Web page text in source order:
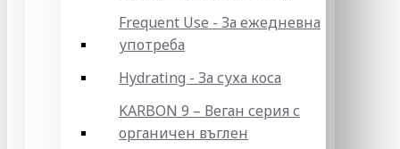
Frequent Use - За ежедневна
употреба
Hydrating - За суха коса
KARBON 9 – Веган серия с
органичен въглен